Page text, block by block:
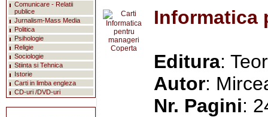
Informatica
Editura:
Autor:
Nr. Pagini:
Comunicare - Relatii
publice
Jurnalism-Mass Media
Politica
Psihologie
Religie
Sociologie
Stiinta si Tehnica
Istorie
Carti in limba engleza
CD-uri /DVD-uri